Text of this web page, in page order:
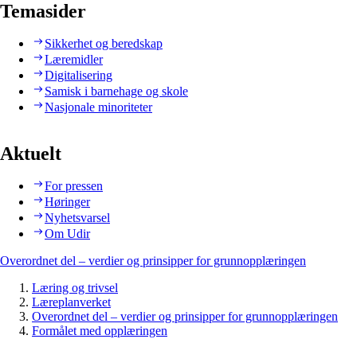
Temasider
Sikkerhet og beredskap
Læremidler
Digitalisering
Samisk i barnehage og skole
Nasjonale minoriteter
Aktuelt
For pressen
Høringer
Nyhetsvarsel
Om Udir
Overordnet del – verdier og prinsipper for grunnopplæringen
Læring og trivsel
Læreplanverket
Overordnet del – verdier og prinsipper for grunnopplæringen
Formålet med opplæringen